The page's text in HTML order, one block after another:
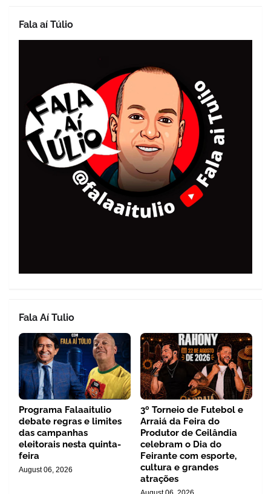
Fala aí Túlio
Fala Aí Tulio
Programa Falaaitulio
debate regras e limites
das campanhas
eleitorais nesta quinta-
feira
August 06, 2026
3º Torneio de Futebol e
Arraiá da Feira do
Produtor de Ceilândia
celebram o Dia do
Feirante com esporte,
cultura e grandes
atrações